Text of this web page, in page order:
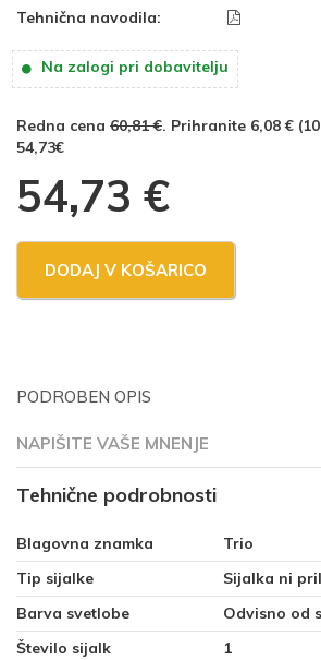
Tehnična navodila:
Na zalogi pri dobavitelju
Redna cena 60,81 €. Prihranite 6,08 €
54,73€
54,73 €
DODAJ V KOŠARICO
PODROBEN OPIS
NAPIŠITE VAŠE MNENJE
Tehnične podrobnosti
Blagovna znamka
Trio
Tip sijalke
Sijalka ni
Barva svetlobe
Odvisno od
Število sijalk
1